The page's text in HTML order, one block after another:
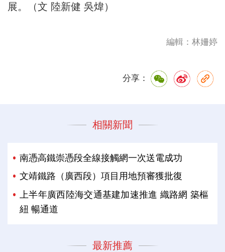
展。（文 陸新健 吳煒）
編輯：林姍婷
分享：
相關新聞
南憑高鐵崇憑段全線接觸網一次送電成功
文靖鐵路（廣西段）項目用地預審獲批復
上半年廣西陸海交通基建加速推進 織路網 築樞
紐 暢通道
最新推薦